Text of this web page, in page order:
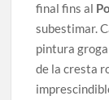
final fins al
subestimar.
pintura
de la cresta